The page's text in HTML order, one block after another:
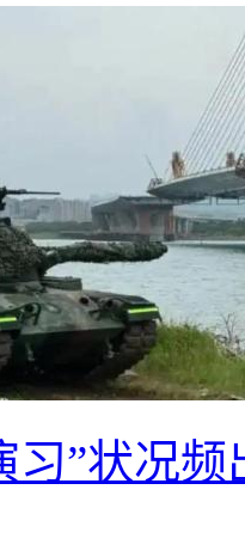
习”状况